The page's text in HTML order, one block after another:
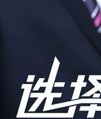
送设备
设备
客户案例